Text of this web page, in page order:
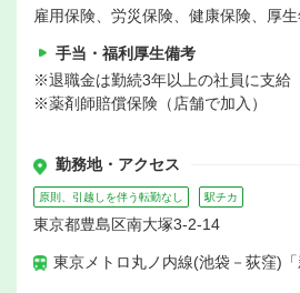
雇用保険、労災保険、健康保険、厚
手当・福利厚生備考
※退職金は勤続3年以上の社員に支給
※薬剤師賠償保険（店舗で加入）
勤務地・アクセス
原則、引越しを伴う転勤なし 駅チカ
東京都豊島区南大塚3-2-14
東京メトロ丸ノ内線(池袋－荻窪)